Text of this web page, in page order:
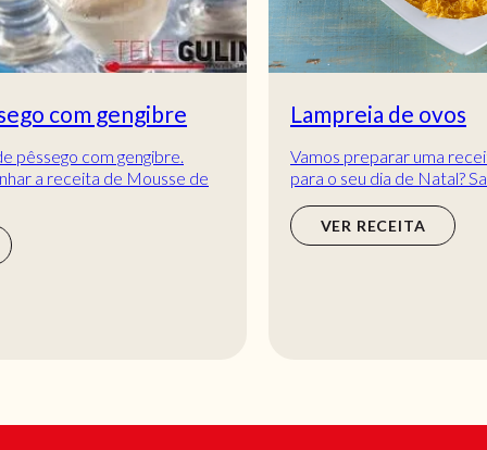
Lampreia de ovos
Vamos preparar uma receita de lampreia de ovos
para o seu dia de Natal? Sabemos que não